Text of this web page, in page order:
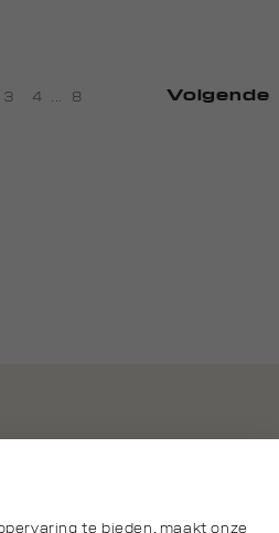
3 4 ... 8 Volgende
te bieden, maakt onze